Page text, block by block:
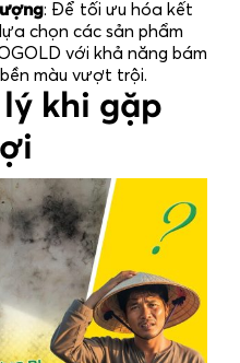
: Để tối ưu hóa kết
chọn các sản phẩm
với khả năng bám
màu vượt trội.
khi gặp